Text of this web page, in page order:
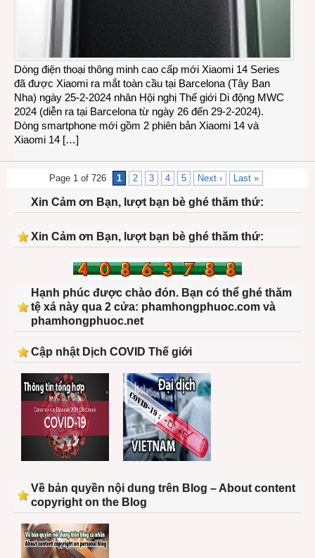
Dòng điện thoại thông minh cao cấp mới Xiaomi 14 Series
đã được Xiaomi ra mắt toàn cầu tại Barcelona (Tây Ban
Nha) ngày 25-2-2024 nhân Hội nghị Thế giới Di động MWC
2024 (diễn ra tại Barcelona từ ngày 26 đến 29-2-2024).
Dòng smartphone mới gồm 2 phiên bản Xiaomi 14 và
Xiaomi 14 […]
Page 1 of 726 1 2 3 4 5 Next › Last »
Xin Cảm ơn Bạn, lượt bạn bè ghé thăm thứ:
Xin Cảm ơn Bạn, lượt bạn bè ghé thăm thứ:
Hạnh phúc được chào đón. Bạn có thể ghé thăm
tệ xá này qua 2 cửa: phamhongphuoc.com và
phamhongphuoc.net
Cập nhật Dịch COVID Thế giới
Về bản quyền nội dung trên Blog – About content
copyright on the Blog